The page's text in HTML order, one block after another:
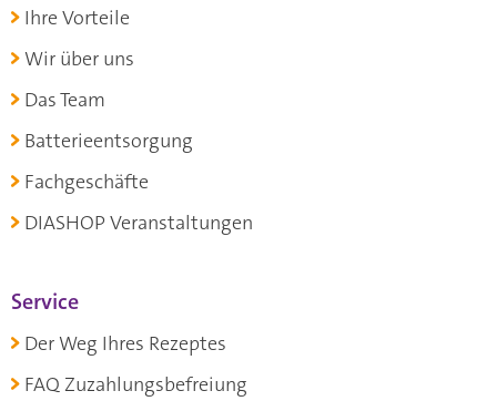
Ihre Vorteile
Wir über uns
Das Team
Batterieentsorgung
Fachgeschäfte
DIASHOP Veranstaltungen
Service
Der Weg Ihres Rezeptes
FAQ Zuzahlungsbefreiung